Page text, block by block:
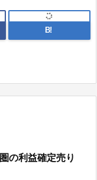
B!
の利益確定売り